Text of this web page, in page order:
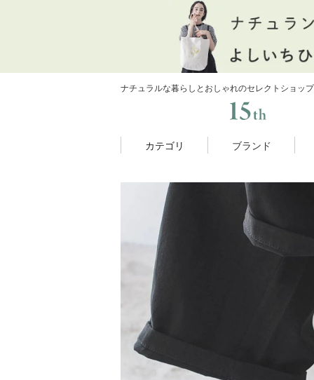
ナチュラルな暮らしとおしゃれのセレクトショップ
カテゴリ ブランド